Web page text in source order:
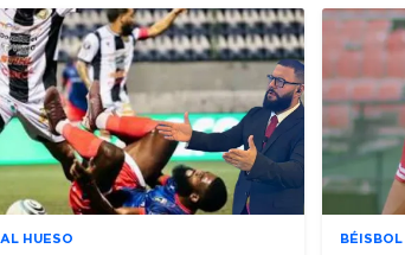
HUESO BÉISBOL